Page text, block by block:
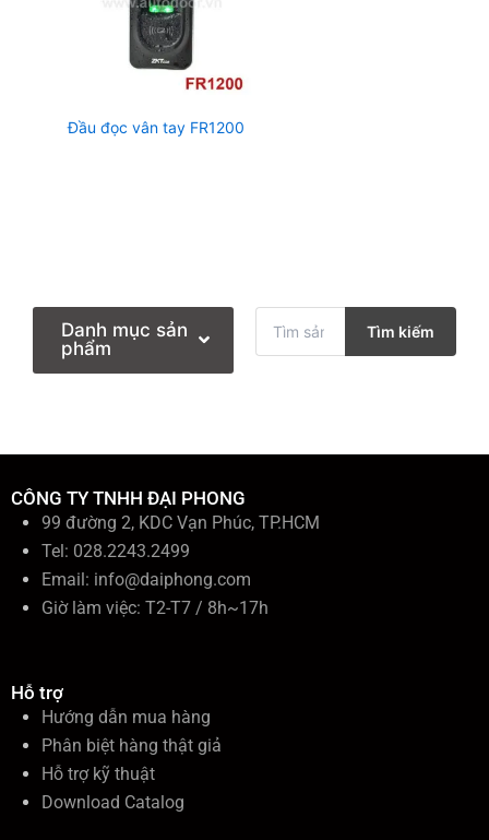
m
Tìm kiếm
Danh mục sản
phẩm
Đầu đọc vân tay FR1200
CÔNG TY TNHH ĐẠI PHONG
99 đường 2, KDC Vạn Phúc, TP.HCM
Tel: 028.2243.2499
Email: info@daiphong.com
Giờ làm việc: T2-T7 / 8h~17h
Hỗ trợ
Hướng dẫn mua hàng
Phân biệt hàng thật giả
Hỗ trợ kỹ thuật
Download Catalog